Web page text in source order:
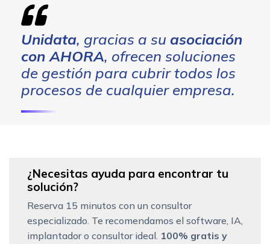
Unidata, gracias a su asociación
con AHORA, ofrecen soluciones
de gestión para cubrir todos los
procesos de cualquier empresa.
¿Necesitas ayuda para encontrar tu
solución?
Reserva 15 minutos con un consultor
especializado. Te recomendamos el software, IA,
implantador o consultor ideal. 100% gratis y